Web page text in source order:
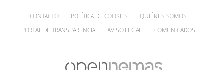
CONTACTO POLÍTICA DE COOKIES
QUIÉNES SOMOS
PORTAL DE TRANSPARENCIA
AVISO LEGAL COMUNICADOS